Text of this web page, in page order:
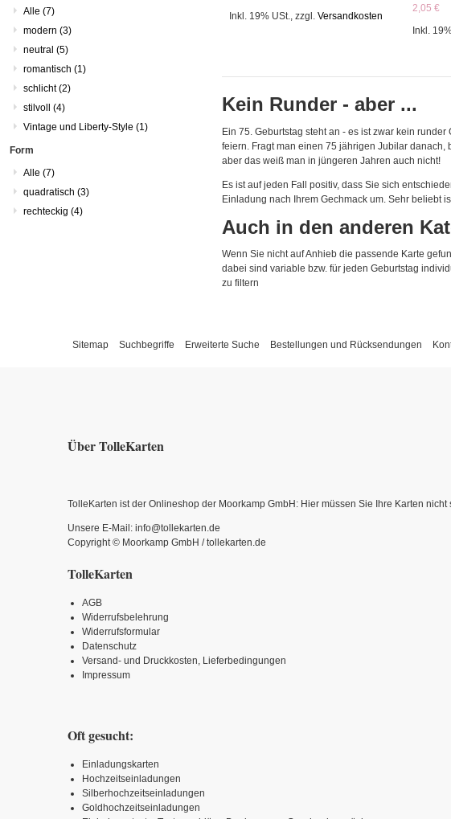
Inkl. 19% USt., zzgl. Versandkosten
2,05 €
Inkl.
Kein Runder - aber ...
Ein 75. Geburtstag steht an - es ist zwar kein
feiern. Fragt man einen 75 jährigen Jubilar danach,
aber das weiß man in jüngeren Jahren auch nicht!
Es ist auf jeden Fall positiv, dass Sie sich
Einladung nach Ihrem Gechmack um. Sehr beliebt
Auch in den anderen
Wenn Sie nicht auf Anhieb die passende Karte
dabei sind variable bzw. für jeden Geburtstag
zu filtern
Alle (7)
modern (3)
neutral (5)
romantisch (1)
schlicht(2)
stilvoll (4)
Vintage und Liberty-Style (1)
Form
Alle (7)
quadratisch (3)
rechteckig (4)
Sitemap Suchbegriffe Erweiterte Suche Bestellungen und Rücksendungen
Über TolleKarten
TolleKarten ist der Onlineshop der Moorkamp GmbH: Hier müssen Sie Ihre Karten
Unsere E-Mail: info@tollekarten.de
Copyright © Moorkamp GmbH / tollekarten.de
TolleKarten
AGB
Widerrufsbelehrung
Widerrufsformular
Datenschutz
Versand- und Druckkosten, Lieferbedingungen
Impressum
Oft gesucht:
Einladungskarten
Hochzeitseinladungen
Silberhochzeitseinladungen
Goldhochzeitseinladungen